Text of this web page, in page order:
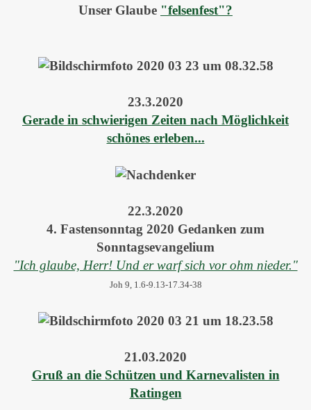
Unser Glaube "felsenfest"?
23.3.2020
Gerade in schwierigen Zeiten nach Möglichkeit
schönes erleben...
22.3.2020
4. Fastensonntag 2020 Gedanken zum
Sonntagsevangelium
"Ich glaube, Herr! Und er warf sich vor ohm nieder."
Joh 9, 1.6-9.13-17.34-38
21.03.2020
Gruß an die Schützen und Karnevalisten in
Ratingen